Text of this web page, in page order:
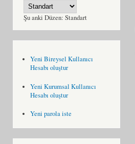
Şu anki Düzen: Standart
Yeni Bireysel Kullanıcı
Hesabı oluştur
Yeni Kurumsal Kullanıcı
Hesabı oluştur
Yeni parola iste